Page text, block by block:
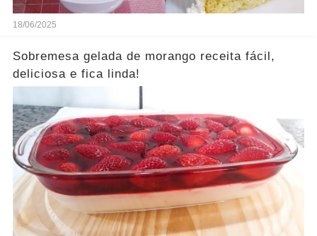
18/06/2025
Sobremesa gelada de morango receita fácil,
deliciosa e fica linda!